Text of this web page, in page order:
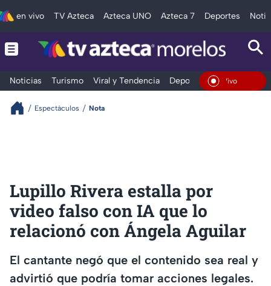
en vivo TV Azteca Azteca UNO Azteca 7 Deportes
Noticias Turismo Viral y Tendencia Deportes Espectáculos
En Vivo
Espectáculos Nota
Lupillo Rivera estalla por
video falso con IA que lo
relacionó con Ángela Aguilar
El cantante negó que el contenido sea real y
advirtió que podría tomar acciones legales.